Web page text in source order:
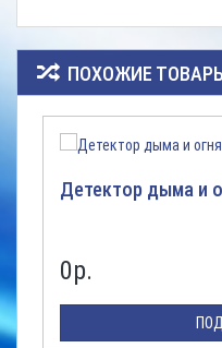
ПОХОЖИЕ
Детектор дыма и
0р.